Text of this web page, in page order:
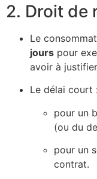
2. Droit de
Le
jours pour
avoir à
Le délai court :
pour un
(ou du
pour un
contrat.